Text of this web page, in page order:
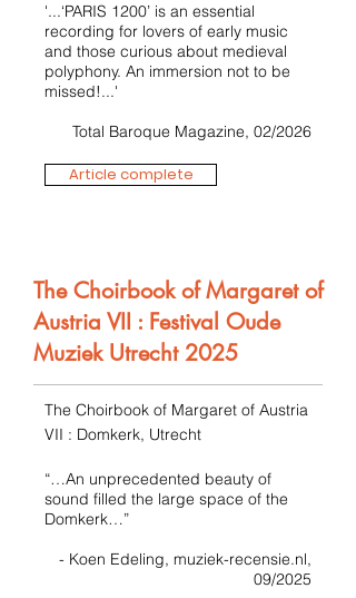
'...‘PARIS 1200’ is an essential
recording for lovers of early music
and those curious about medieval
polyphony. An immersion not to be
missed!...'
Total Baroque Magazine, 02/2026
Article complete
The Choirbook of Margaret of
Austria VII : Festival Oude
Muziek Utrecht 2025
The Choirbook of Margaret of Austria
VII : Domkerk, Utrecht
“…An unprecedented beauty of
sound filled the large space of the
Domkerk…”
- Koen Edeling, muziek-recensie.nl,
09/2025